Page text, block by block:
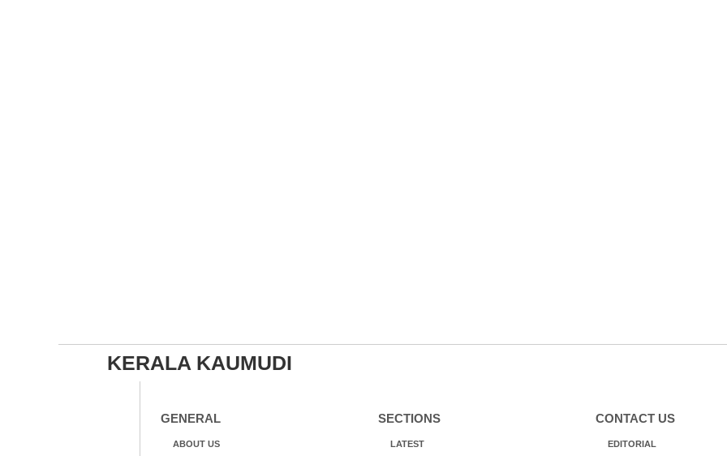
KERALA KAUMUDI
GENERAL
ABOUT US
SECTIONS
LATEST
CONTACT US
EDITORIAL